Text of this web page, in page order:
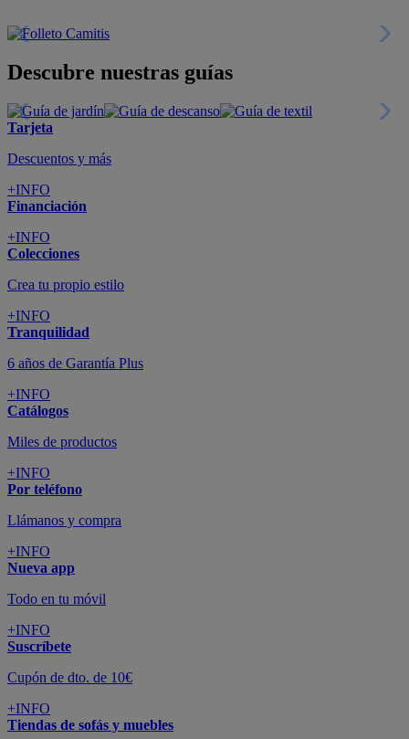
Descubre nuestras guías
Tarjeta
Descuentos y más
+INFO
Financiación
+INFO
Colecciones
Crea tu propio estilo
+INFO
Tranquilidad
6 años de Garantía Plus
+INFO
Catálogos
Miles de productos
+INFO
Por teléfono
Llámanos y compra
+INFO
Nueva app
Todo en tu móvil
+INFO
Suscríbete
Cupón de dto. de 10€
+INFO
Tiendas de sofás y muebles